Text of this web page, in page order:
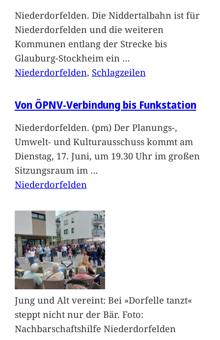
Niederdorfelden. Die Niddertalbahn ist für
Niederdorfelden und die weiteren
Kommunen entlang der Strecke bis
Glauburg-Stockheim ein …
Niederdorfelden, Schlagzeilen
Von ÖPNV-Verbindung bis Funkstation
Niederdorfelden. (pm) Der Planungs-,
Umwelt- und Kulturausschuss kommt am
Dienstag, 17. Juni, um 19.30 Uhr im großen
Sitzungsraum im …
Niederdorfelden
Jung und Alt vereint: Bei »Dorfelle tanzt«
steppt nicht nur der Bär. Foto:
Nachbarschaftshilfe Niederdorfelden